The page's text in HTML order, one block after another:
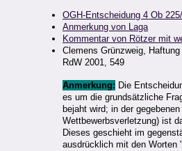
OGH-Entscheidung 4 Ob
Anmerkung von Laga
Kommentar von Rötzer mit
Clemens Grünzweig,
RdW 2001, 549
Anmerkung: Die
es um die grundsätzliche
bejaht wird; in der
Wettbewerbsverletzung) ist
Dieses geschieht im
ausdrücklich mit den Worten